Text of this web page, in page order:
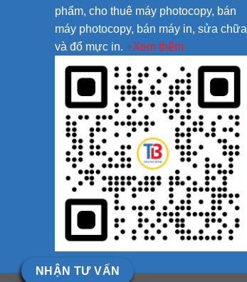
phẩm, cho thuê máy photocopy, bán
máy photocopy, bán máy in, sửa chữa
và đổ mực in. +Xem thêm
NHẬN TƯ VẤN